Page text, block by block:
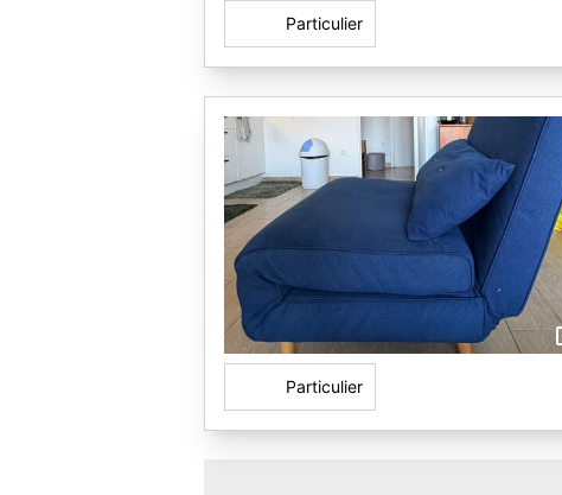
Particulier
Particulier